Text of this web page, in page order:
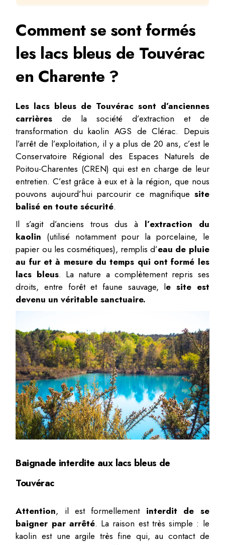
Comment se sont formés
les lacs bleus de Touvérac
en Charente ?
Les lacs bleus de Touvérac sont d’anciennes
carrières de la société d’extraction et de
transformation du kaolin AGS de Clérac. Depuis
l’arrêt de l’exploitation, il y a plus de 20 ans, c’est le
Conservatoire Régional des Espaces Naturels de
Poitou-Charentes (CREN) qui est en charge de leur
entretien. C’est grâce à eux et à la région, que nous
pouvons aujourd’hui parcourir ce magnifique site
balisé en toute sécurité.
Il s’agit d’anciens trous dus à l’extraction du
kaolin (utilisé notamment pour la porcelaine, le
papier ou les cosmétiques), remplis d’eau de pluie
au fur et à mesure du temps qui ont formé les
lacs bleus. La nature a complètement repris ses
droits, entre forêt et faune sauvage, le site est
devenu un véritable sanctuaire.
Baignade interdite aux lacs bleus de
Touvérac
Attention, il est formellement interdit de se
baigner par arrêté. La raison est très simple : le
kaolin est une argile très fine qui, au contact de